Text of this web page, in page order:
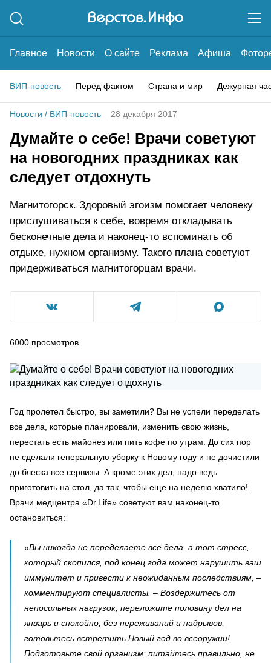
Главное Новости О сайте Реклама Афиша
ВИП-новость Перед фактом Страна и мир Дежурная
Новости / ВИП-новость 28 декабря 2017
Думайте о себе! Врачи советуют
на новогодних праздниках как
следует отдохнуть
Магнитогорск. Здоровый эгоизм помогает человеку
прислушиваться к себе, вовремя откладывать
бесконечные дела и наконец-то вспоминать об
отдыхе, нужном организму. Такого плана советуют
придерживаться магнитогорцам врачи.
6000 просмотров
Год пролетел быстро, вы заметили? Вы не успели переделать
все дела, которые планировали, изменить свою жизнь,
перестать есть майонез или пить кофе по утрам. До сих пор
не сделали генеральную уборку к Новому году и не дочистили
до блеска все сервизы. А кроме этих дел, надо ведь
приготовить на стол, да так, чтобы еще на неделю хватило!
Врачи медцентра «Dr.Life» советуют вам наконец-то
остановиться:
«Вы никогда не переделаете все дела, а тот стресс,
который скопился, под конец года может нарушить ваш
иммунитет и привести к неожиданным последствиям, –
комментируют специалисты. – Воздержитесь от
непосильных нагрузок, переложите половину дел на
январь и спокойно, без переживаний и надрывов,
готовьтесь встретить Новый год во всеоружии!
Подготовьте свой организм: питайтесь правильно, не